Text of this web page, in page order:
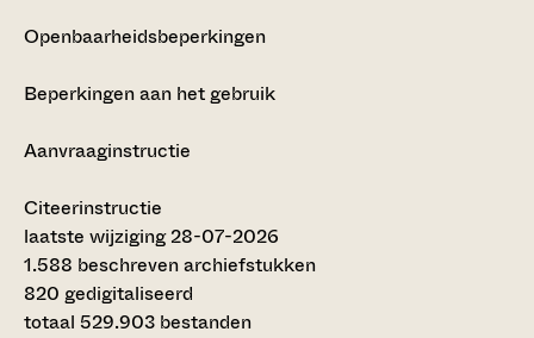
Openbaarheidsbeperkingen
Beperkingen aan het gebruik
Aanvraaginstructie
Citeerinstructie
laatste wijziging 28-07-2026
1.588 beschreven archiefstukken
820 gedigitaliseerd
totaal 529.903 bestanden